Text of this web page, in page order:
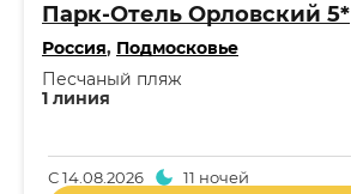
Парк-Отель Орловский 5*
Россия, Подмосковье
1 линия
Песчаный пляж
С14.08.2026 11 ночей